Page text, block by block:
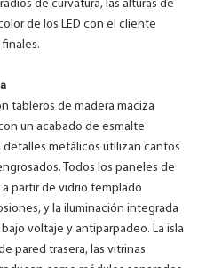
de curvatura, las alturas de
de los LED con el cliente
tableros de madera maciza
un acabado de esmalte
metálicos utilizan cantos
Todos los paneles de
partir de vidrio templado
y la iluminación integrada
voltaje y antiparpadeo. La isla
pared trasera, las vitrinas